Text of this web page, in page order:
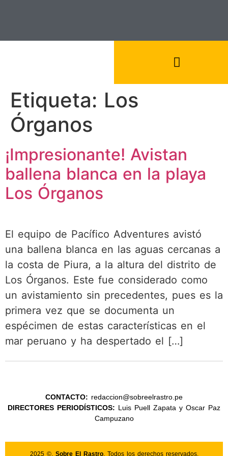
Etiqueta: Los
Órganos
¡Impresionante! Avistan
ballena blanca en la playa
Los Órganos
El equipo de Pacífico Adventures avistó
una ballena blanca en las aguas cercanas a
la costa de Piura, a la altura del distrito de
Los Órganos. Este fue considerado como
un avistamiento sin precedentes, pues es la
primera vez que se documenta un
espécimen de estas características en el
mar peruano y ha despertado el […]
CONTACTO: redaccion@sobreelrastro.pe
DIRECTORES PERIODÍSTICOS: Luis Puell Zapata y Oscar Paz
Campuzano
2025 ©. Sobre El Rastro. Todos los derechos reservados.